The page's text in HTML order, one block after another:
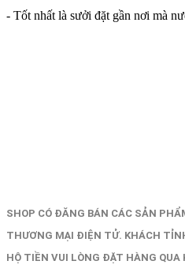
- Tốt nhất là sưởi đặt gần nơi mà
SHOP CÓ ĐĂNG BÁN CÁC SẢN
THƯƠNG MẠI ĐIỆN TỬ. KHÁCH
HỘ TIỀN VUI LÒNG ĐẶT HÀNG QUA